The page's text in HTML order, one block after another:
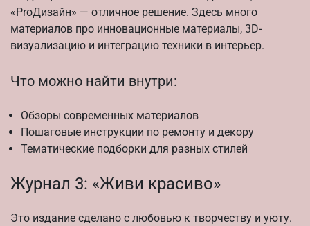
«ProДизайн» — отличное решение. Здесь много
материалов про инновационные материалы, 3D-
визуализацию и интеграцию техники в интерьер.
Что можно найти внутри:
Обзоры современных материалов
Пошаговые инструкции по ремонту и декору
Тематические подборки для разных стилей
Журнал 3: «Живи красиво»
Это издание сделано с любовью к творчеству и уюту.